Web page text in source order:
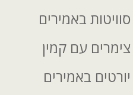
סוויטות באמירים
צימרים עם קמין
יורטים באמירים